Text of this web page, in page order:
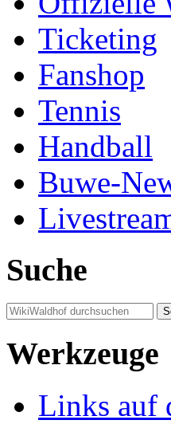
Ticketing
Fanshop
Tennis
Handball
Buwe-
Suche
Werkzeuge
Links auf